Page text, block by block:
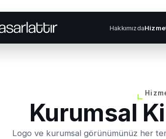
Hakkımızda
Kurumsal
Logo ve kurumsal görünümünüz her